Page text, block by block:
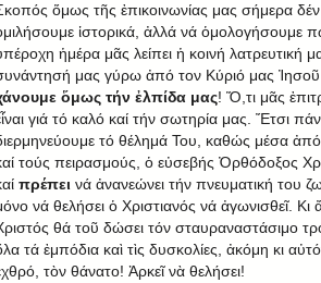
ὅμως τῆς ἐπικοινωνίας μας σήμερα δέν
ἱστορικά, ἀλλά νά ὁμολογήσουμε
ἡμέρα μᾶς λείπει ἡ κοινή λατρευτική
μας γύρω ἀπό τον Κύριό μας Ἰησοῦ
ὅμως τήν ἐλπίδα μας! Ὅ,τι μᾶς
γιά τό καλό καί τήν σωτηρία μας. Ἔτσι
τό θέλημά Του, καθώς μέσα ἀπό
τούς πειρασμούς, ὁ εὐσεβής Ὀρθόδοξος
πρέπει νά ἀνανεώνει τήν πνευματική του
νά θελήσει ὁ Χριστιανός νά ἀγωνισθεῖ. Κι
θά τοῦ δώσει τόν σταυραναστάσιμο
τά ἐμπόδια καὶ τὶς δυσκολίες, ἀκόμη κι
τὸν θάνατο! Ἀρκεῖ νὰ θελήσει!